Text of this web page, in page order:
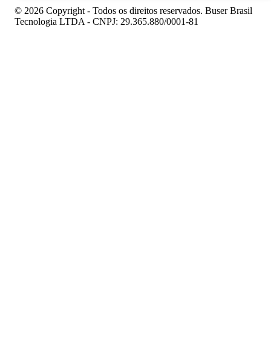
© 2026 Copyright - Todos os direitos reservados. Buser Brasil
Tecnologia LTDA - CNPJ: 29.365.880/0001-81